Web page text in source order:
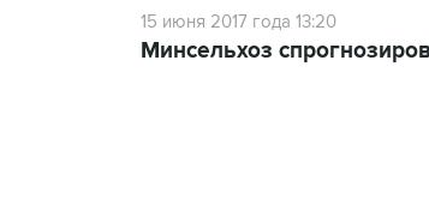
15 июня 2017 года 13:20
Минсельхоз